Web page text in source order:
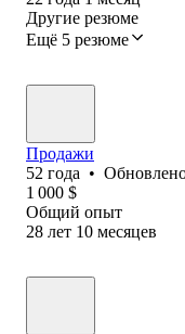
Другие резюме
Ещё 5 резюме
Продажи
52 года •
1 000 $
Общий опыт
28 лет 10 месяцев